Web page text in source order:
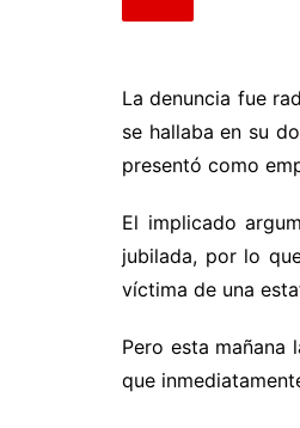
La denuncia fue
se hallaba en su
presentó como
El implicado
jubilada, por lo
víctima de una
Pero esta
que